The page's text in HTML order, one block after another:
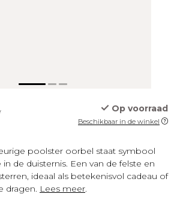
Op voorraad
Beschikbaar in de winkel
poolster oorbel staat symbool
de duisternis. Een van de felste en
ideaal als betekenisvol cadeau of
dragen. Lees meer.